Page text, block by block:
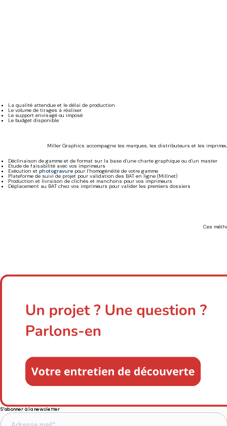
La qualité attendue et le délai de production
Le volume de tirages à réaliser
Le support envisagé ou imposé
Le budget disponible
Miller Graphics accompagne les marques, les distributeurs et les
Déclinaison de gamme et de format sur la base d’une charte graphique ou d’un master
Etude de faisabilité avec vos imprimeurs
Exécution et photogravure pour l’homogénéité de votre gamme
Plateforme de suivi de projet pour validation des BAT en ligne (Millnet)
Production et livraison de clichés et manchons pour vos imprimeurs
Déplacement au BAT chez vos imprimeurs pour valider les premiers dossiers
Ces
S'abonner à la newsletter